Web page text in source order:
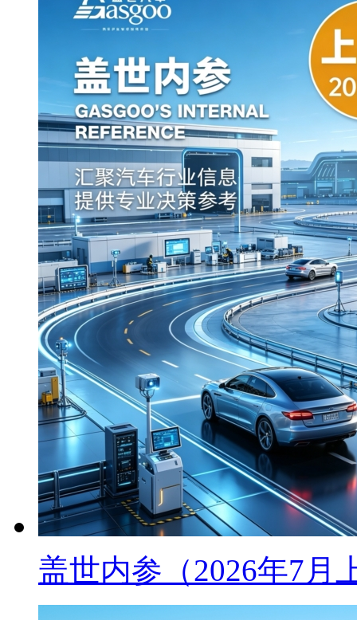
盖世内参（2026年7月